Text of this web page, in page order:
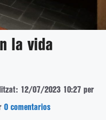
la vida
12/07/2023 10:27 per
0 comentarios